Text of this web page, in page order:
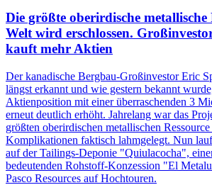
Die größte oberirdische metallische
Welt wird erschlossen.
kauft mehr Aktien
Der kanadische Bergbau-Großinvestor Eric
längst erkannt und wie gestern bekannt
Aktienposition mit einer überraschenden 3
erneut deutlich erhöht. Jahrelang war das
größten oberirdischen metallischen
Komplikationen faktisch lahmgelegt. Nun
auf der Tailings-Deponie "Quiulacocha",
bedeutenden Rohstoff-Konzession "El
Pasco Resources auf Hochtouren.